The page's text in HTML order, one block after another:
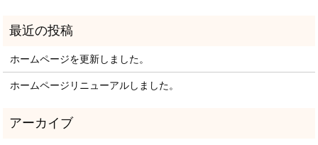
ホームページを更新しました。
ホームページリニューアルしました。